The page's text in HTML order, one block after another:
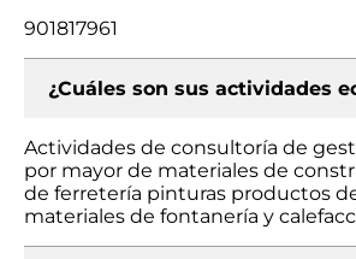
901817961
¿Cuáles son sus actividades
Actividades de consultoría de
por mayor de materiales de
de ferretería pinturas productos
materiales de fontanería y